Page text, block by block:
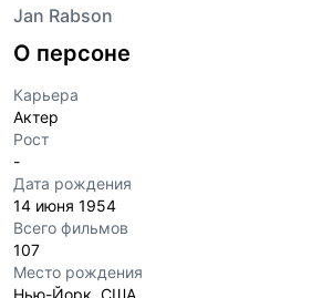
Jan Rabson
О персоне
Карьера
Актер
Рост
-
Дата рождения
14 июня 1954
Всего фильмов
107
Место рождения
Нью-Йорк, США